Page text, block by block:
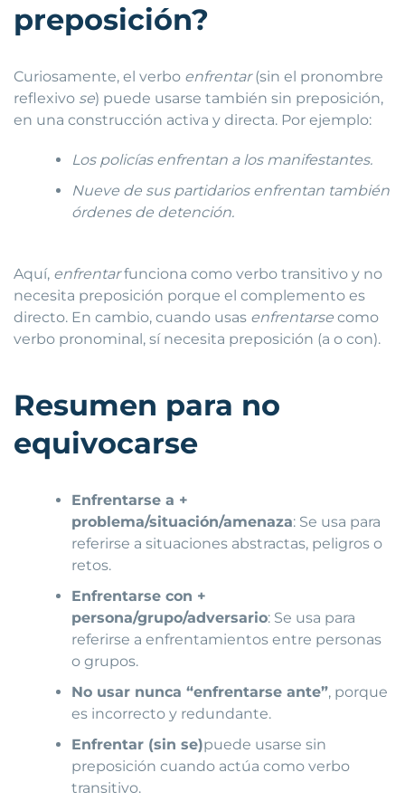
preposición?
Curiosamente, el verbo enfrentar(sin el pronombre
reflexivo se) puede usarse también sin preposición,
en una construcción activa y directa. Por ejemplo:
Los policías enfrentan a los manifestantes.
Nueve de sus partidarios enfrentan también
órdenes de detención.
Aquí, enfrentarfunciona como verbo transitivo y no
necesita preposición porque el complemento es
directo. En cambio, cuando usas enfrentarse como
verbo pronominal, sí necesita preposición (a o con).
Resumen para no
equivocarse
Enfrentarse a +
problema/situación/amenaza: Se usa para
referirse a situaciones abstractas, peligros o
retos.
Enfrentarse con +
persona/grupo/adversario: Se usa para
referirse a enfrentamientos entre personas
o grupos.
No usar nunca “enfrentarse ante”, porque
es incorrecto y redundante.
Enfrentar (sin se)puede usarse sin
preposición cuando actúa como verbo
transitivo.